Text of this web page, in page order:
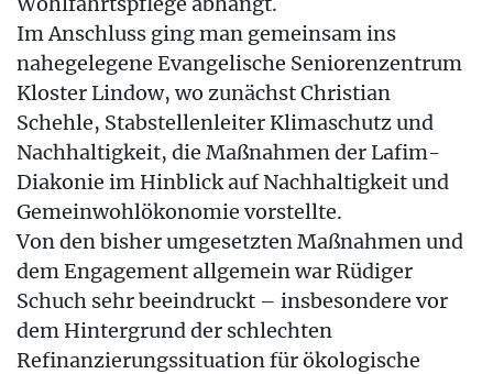
Im Anschluss ging man gemeinsam ins
nahegelegene Evangelische Seniorenzentrum
Kloster Lindow, wo zunächst Christian
Schehle, Stabstellenleiter Klimaschutz und
Nachhaltigkeit, die Maßnahmen der Lafim-
Diakonie im Hinblick auf Nachhaltigkeit und
Gemeinwohlökonomie vorstellte.
Von den bisher umgesetzten Maßnahmen und
dem Engagement allgemein war Rüdiger
Schuch sehr beeindruckt – insbesondere vor
dem Hintergrund der schlechten
Refinanzierungssituation für ökologische